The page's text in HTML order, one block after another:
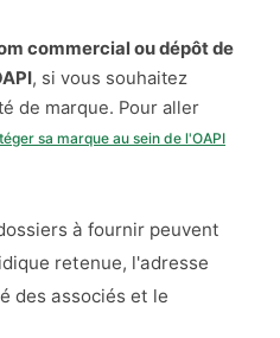
commercial ou dépôt de
, si vous souhaitez
de marque. Pour aller
sa marque au sein de l'OAPI
à fournir peuvent
retenue, l'adresse
des associés et le